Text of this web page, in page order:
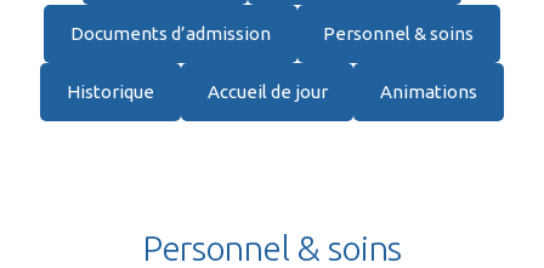
Documents d’admission Personnel & soins
Historique Accueil de jour Animations
Personnel & soins